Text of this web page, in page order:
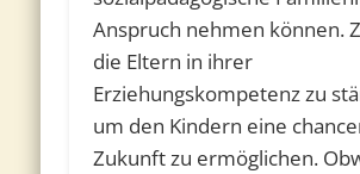
Anspruch nehmen können.
die Eltern in ihrer
Erziehungskompetenz zu
um den Kindern eine
Zukunft zu ermöglichen.